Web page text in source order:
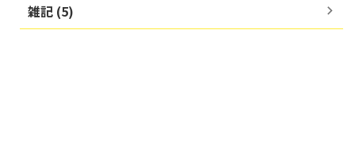
雑記 (5)